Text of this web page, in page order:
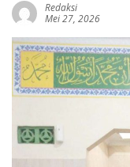
Redaksi
Mei 27, 2026